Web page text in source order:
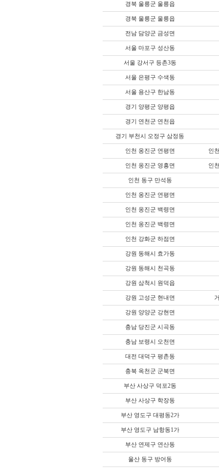
경북 울릉군 울릉읍
경북 울릉군 울릉읍
전남 담양군 금성면
서울 마포구 성산동
서울 강서구 등촌3동
서울 은평구 수색동
서울 용산구 한남동
경기 양평군 양평읍
경기 연천군 연천읍
경기 부천시 오정구 삼정동
인천 옹진군 연평면 인
인천 옹진군 영흥면 인
인천 동구 만석동
인천 옹진군 연평면
인천 옹진군 백령면
인천 옹진군 백령면
인천 강화군 하점면
강원 동해시 효가동
강원 동해시 천곡동
강원 삼척시 원덕읍
강원 고성군 현내면
강원 양양군 강현면
충남 당진군 시곡동
충남 보령시 오천면
대전 대덕구 평촌동
충북 옥천군 군북면
부산 사상구 덕포2동
부산 사상구 학장동
부산 영도구 대평동2가
부산 영도구 남항동1가
부산 연제구 연산동
울산 동구 방어동